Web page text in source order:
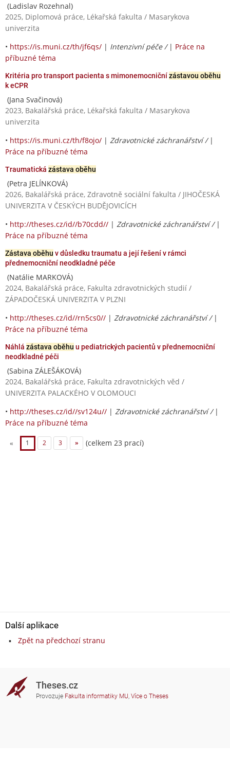
(Ladislav Rozehnal)
2025, Diplomová práce, Lékařská fakulta / Masarykova
univerzita
• https://is.muni.cz/th/jf6qs/ | Intenzivní péče / | Práce na
příbuzné téma
Kritéria pro transport pacienta s mimonemocničnízástavou oběhu
k eCPR
(Jana Svačinová)
2023, Bakalářská práce, Lékařská fakulta / Masarykova
univerzita
• https://is.muni.cz/th/f8ojo/ | Zdravotnické záchranářství / |
Práce na příbuzné téma
Traumatická zástava oběhu
(Petra JELÍNKOVÁ)
2026, Bakalářská práce, Zdravotně sociální fakulta / JIHOČESKÁ
UNIVERZITA V ČESKÝCH BUDĚJOVICÍCH
• http://theses.cz/id//b70cdd// | Zdravotnické záchranářství / |
Práce na příbuzné téma
Zástava oběhu v důsledku traumatu a její řešení v rámci
přednemocniční neodkladné péče
(Natálie MARKOVÁ)
2024, Bakalářská práce, Fakulta zdravotnických studií /
ZÁPADOČESKÁ UNIVERZITA V PLZNI
• http://theses.cz/id//rn5cs0// | Zdravotnické záchranářství / |
Práce na příbuzné téma
Náhlá zástava oběhu u pediatrických pacientů v přednemocniční
neodkladné péči
(Sabina ZÁLEŠÁKOVÁ)
2024, Bakalářská práce, Fakulta zdravotnických věd /
UNIVERZITA PALACKÉHO V OLOMOUCI
• http://theses.cz/id//sv124u// | Zdravotnické záchranářství / |
Práce na příbuzné téma
« 1 2 3 » (celkem 23 prací)
Další aplikace
Zpět na předchozí stranu
Theses.cz
Provozuje Fakulta informatiky MU, Více o Theses